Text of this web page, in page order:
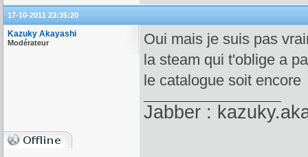
17-10-2011 23:35:20
Kazuky Akayashi
Modérateur
Oui mais je suis pas
la steam qui t'oblige a
le catalogue soit
Jabber :